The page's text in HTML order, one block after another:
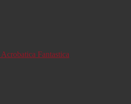
Fantastica